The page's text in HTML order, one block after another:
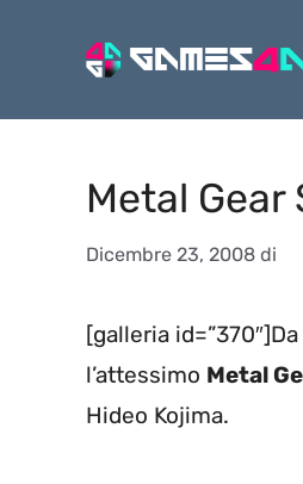
Metal
Dicembre 23, 2008 di
[galleria
l’attessimo Metal
Hideo Kojima.